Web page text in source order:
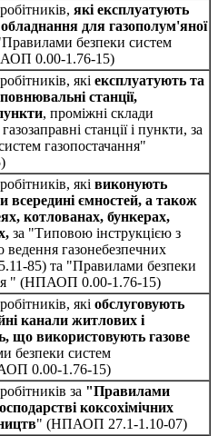
які експлуатують
обладнання для газополум'яної
безпеки систем
0.00-1.76-15)
які експлуатують та
станції,
, проміжні склади
станції і пункти, за
газопостачання"
які виконують
всередині ємностей, а також
котлованах, бункерах,
за "Типовою інструкцією з
ведення газонебезпечних
85) та "Правилами безпеки
" (НПАОП 0.00-1.76-15)
які обслуговують
канали житлових і
що використовують газове
безпеки систем
0.00-1.76-15)
за "Правилами
коксохімічних
" (НПАОП 27.1-1.10-07)